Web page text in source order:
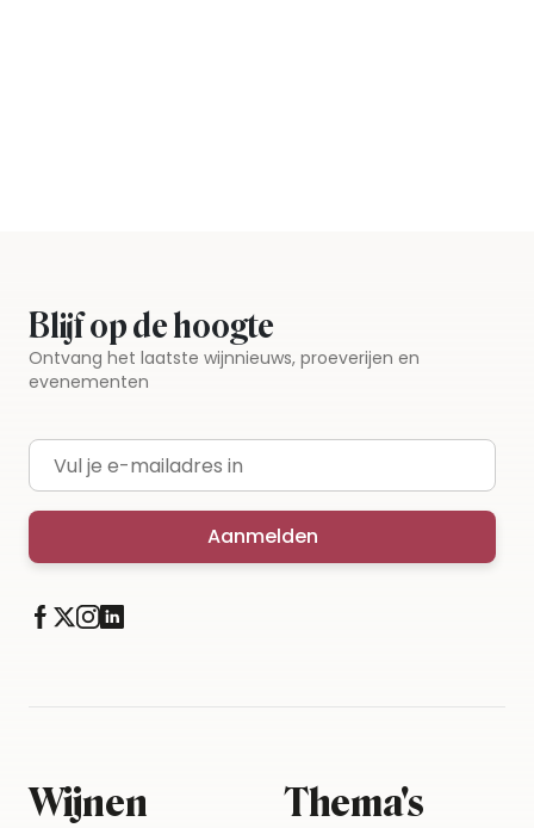
Blijf op de hoogte
Ontvang het laatste wijnnieuws, proeverijen en
evenementen
E-mailadres
Aanmelden
Wijnen Thema's